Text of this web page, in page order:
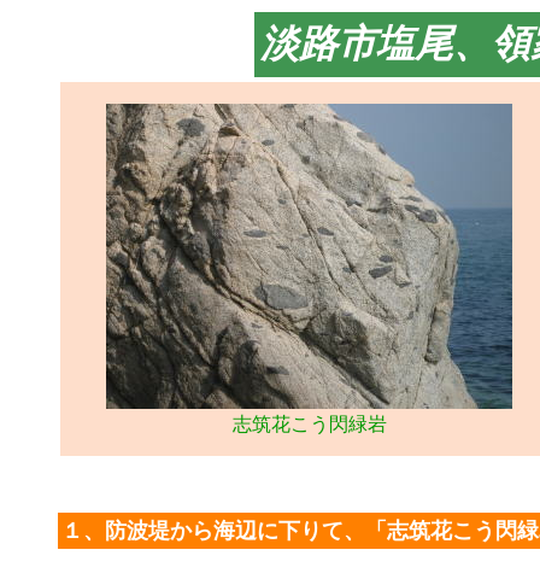
淡路市塩尾、
志筑花こう閃緑岩
１、防波堤から海辺に下りて、「志筑花こう閃